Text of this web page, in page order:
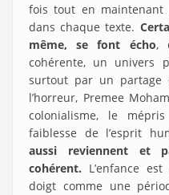
fois tout en maintenant
dans chaque texte.
même, se font écho,
cohérente, un univers
surtout par un partage
l’horreur, Premee
colonialisme, le
faiblesse de l’esprit
aussi reviennent et
cohérent. L’enfance
doigt comme une